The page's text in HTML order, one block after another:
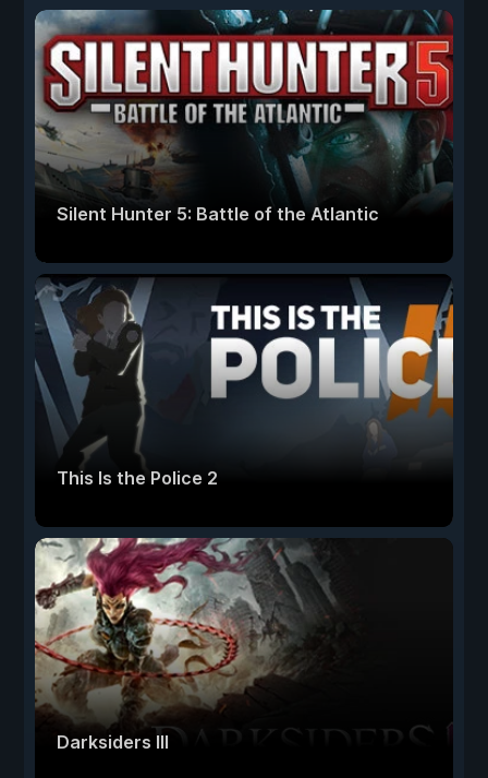
Silent Hunter 5: Battle of the Atlantic
This Is the Police 2
Darksiders III